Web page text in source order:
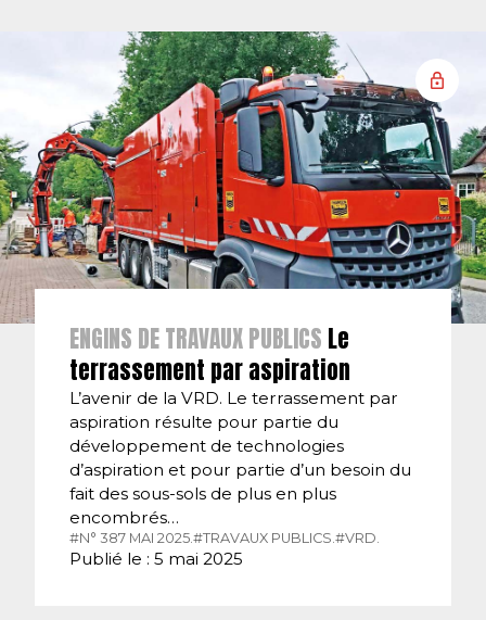
ENGINS DE TRAVAUX PUBLICS Le
terrassement par aspiration
L’avenir de la VRD. Le terrassement par
aspiration résulte pour partie du
développement de technologies
d’aspiration et pour partie d’un besoin du
fait des sous-sols de plus en plus
encombrés…
#N° 387 MAI 2025. #TRAVAUX PUBLICS. #VRD.
Publié le : 5 mai 2025